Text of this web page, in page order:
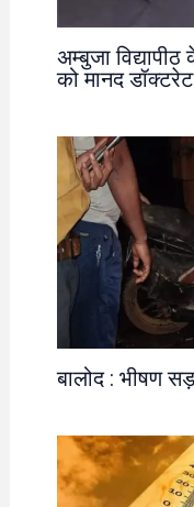
अम्बुजा
को मानद
बालोद : भीषण